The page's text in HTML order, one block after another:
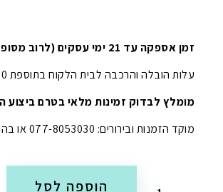
זמן אספקה עד 21 ימי עסקים (לרוב מסופק לפני…)
עלות הובלה והרכבה לבית הלקוח בתוספת 250 ש”ח
מומלץ לבדוק זמינות מלאי בטרם ביצוע
מוקד הזמנות ובירורים: 077-8053030 או בהודעות וואטספ
הוספה לסל